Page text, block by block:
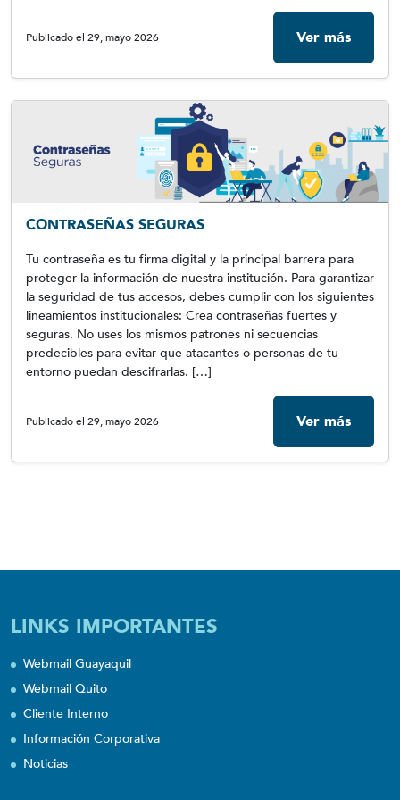
Publicado el 29, mayo 2026 Ver más
CONTRASEÑAS SEGURAS
Tu contraseña es tu firma digital y la principal barrera para
proteger la información de nuestra institución. Para garantizar
la seguridad de tus accesos, debes cumplir con los siguientes
lineamientos institucionales: Crea contraseñas fuertes y
seguras. No uses los mismos patrones ni secuencias
predecibles para evitar que atacantes o personas de tu
entorno puedan descifrarlas. […]
Publicado el 29, mayo 2026 Ver más
LINKS IMPORTANTES
Webmail Guayaquil
Webmail Quito
Cliente Interno
Información Corporativa
Noticias